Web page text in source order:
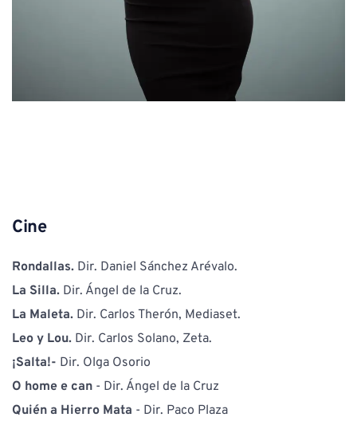
Cine
Rondallas. Dir. Daniel Sánchez Arévalo.
La Silla. Dir. Ángel de la Cruz.
La Maleta. Dir. Carlos Therón, Mediaset.
Leo y Lou. Dir. Carlos Solano, Zeta.
¡Salta!- Dir. Olga Osorio
O home e can - Dir. Ángel de la Cruz
Quién a Hierro Mata - Dir. Paco Plaza